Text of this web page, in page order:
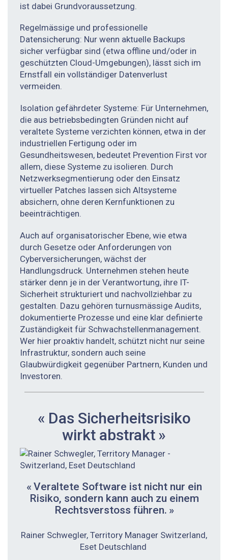
ist dabei Grundvoraussetzung.
Regelmässige und professionelle
Datensicherung: Nur wenn aktuelle Backups
sicher verfügbar sind (etwa offline und/oder in
geschützten Cloud-Umgebungen), lässt sich im
Ernstfall ein vollständiger Datenverlust
vermeiden.
Isolation gefährdeter Systeme: Für Unternehmen,
die aus betriebsbedingten Gründen nicht auf
veraltete Systeme verzichten können, etwa in der
industriellen Fertigung oder im
Gesundheitswesen, bedeutet Prevention First vor
allem, diese Systeme zu isolieren. Durch
Netzwerksegmentierung oder den Einsatz
virtueller Patches lassen sich Altsysteme
absichern, ohne deren Kernfunktionen zu
beeinträchtigen.
Auch auf organisatorischer Ebene, wie etwa
durch Gesetze oder Anforderungen von
Cyberversicherungen, wächst der
Handlungsdruck. Unternehmen stehen heute
stärker denn je in der Verantwortung, ihre IT-
Sicherheit strukturiert und nachvollziehbar zu
gestalten. Dazu gehören turnusmässige Audits,
dokumentierte Prozesse und eine klar definierte
Zuständigkeit für Schwachstellenmanagement.
Wer hier proaktiv handelt, schützt nicht nur seine
Infrastruktur, sondern auch seine
Glaubwürdigkeit gegenüber Partnern, Kunden und
Investoren.
« Das Sicherheitsrisiko
wirkt abstrakt »
« Veraltete Software ist nicht nur ein
Risiko, ­sondern kann auch zu ­einem
Rechtsverstoss führen. »
Rainer Schwegler, Territory Manager ­Switzerland,
Eset Deutschland